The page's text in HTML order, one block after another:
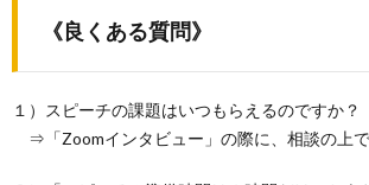
《良くある質問》
１）スピーチの課題はいつもらえるのですか？
⇒「Zoomインタビュー」の際に、相談の上で